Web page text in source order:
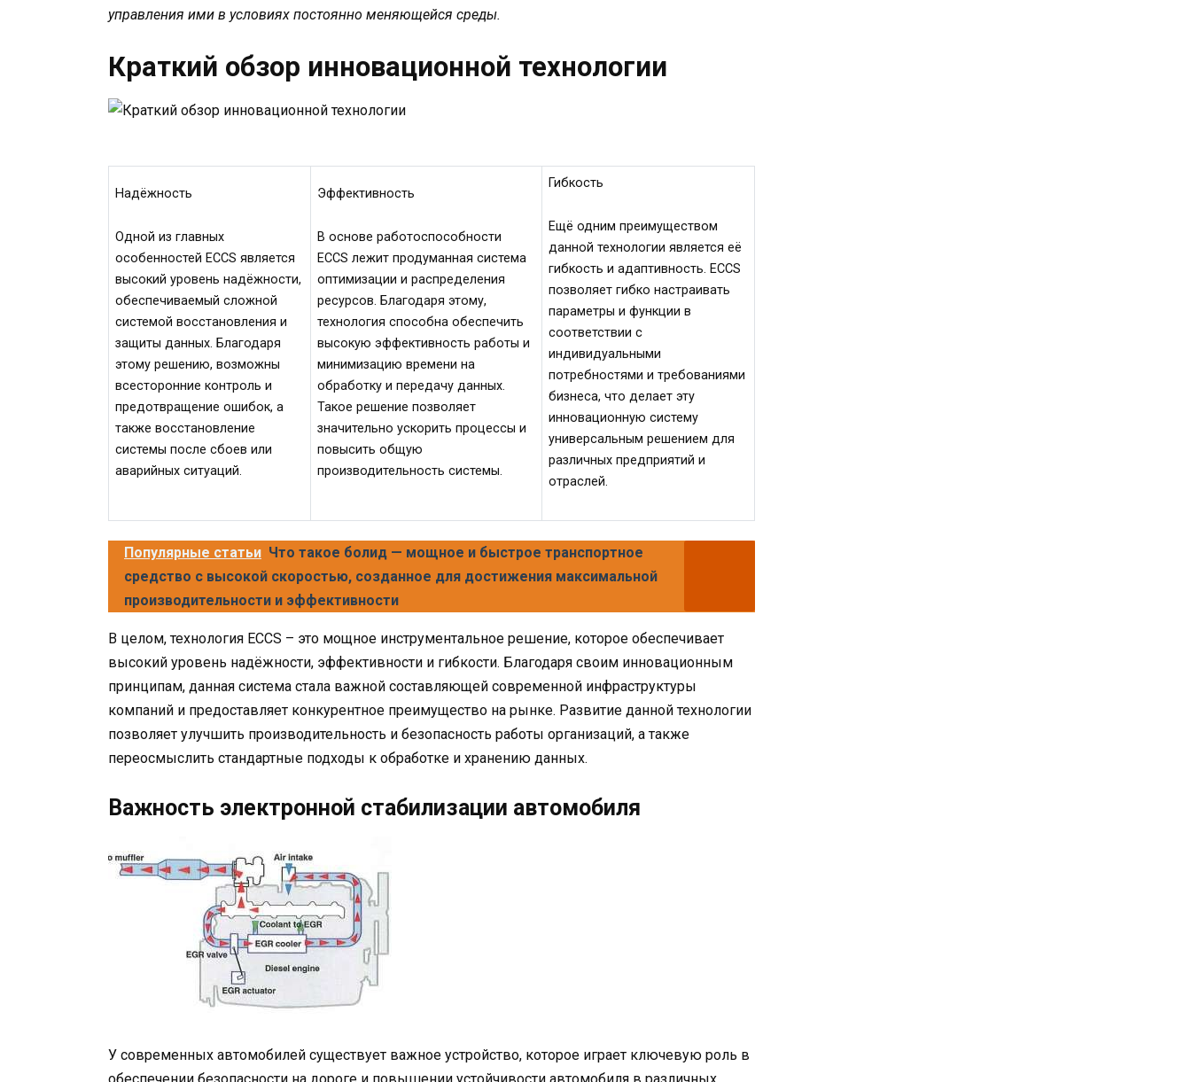
управления ими в условиях постоянно меняющейся среды.
Краткий обзор инновационной технологии
Надёжность
Одной из главных
особенностей ECCS является
высокий уровень надёжности,
обеспечиваемый сложной
системой восстановления и
защиты данных. Благодаря
этому решению, возможны
всесторонние контроль и
предотвращение ошибок, а
также восстановление
системы после сбоев или
аварийных ситуаций.
Эффективность
В основе работоспособности
ECCS лежит продуманная система
оптимизации и распределения
ресурсов. Благодаря этому,
технология способна обеспечить
высокую эффективность работы и
минимизацию времени на
обработку и передачу данных.
Такое решение позволяет
значительно ускорить процессы и
повысить общую
производительность системы.
Гибкость
Ещё одним преимуществом
данной технологии является её
гибкость и адаптивность. ECCS
позволяет гибко настраивать
параметры и функции в
соответствии с
индивидуальными
потребностями и требованиями
бизнеса, что делает эту
инновационную систему
универсальным решением для
различных предприятий и
отраслей.
Популярные статьи Что такое болид — мощное и быстрое транспортное
средство с высокой скоростью, созданное для достижения максимальной
производительности и эффективности
В целом, технология ECCS – это мощное инструментальное решение, которое обеспечивает
высокий уровень надёжности, эффективности и гибкости. Благодаря своим инновационным
принципам, данная система стала важной составляющей современной инфраструктуры
компаний и предоставляет конкурентное преимущество на рынке. Развитие данной технологии
позволяет улучшить производительность и безопасность работы организаций, а также
переосмыслить стандартные подходы к обработке и хранению данных.
Важность электронной стабилизации автомобиля
У современных автомобилей существует важное устройство, которое играет ключевую роль в